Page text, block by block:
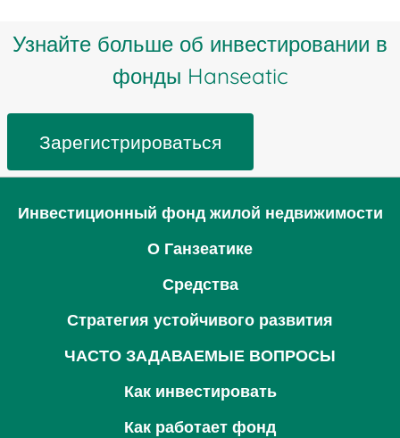
Узнайте больше об инвестировании в
фонды Hanseatic
Зарегистрироваться
Инвестиционный фонд жилой недвижимости
О Ганзеатике
Средства
Стратегия устойчивого развития
ЧАСТО ЗАДАВАЕМЫЕ ВОПРОСЫ
Как инвестировать
Как работает фонд